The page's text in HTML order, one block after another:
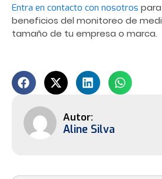
Entra en contacto con nosotros
beneficios del monitoreo de
tamaño de tu empresa o marca.
Aline Silva